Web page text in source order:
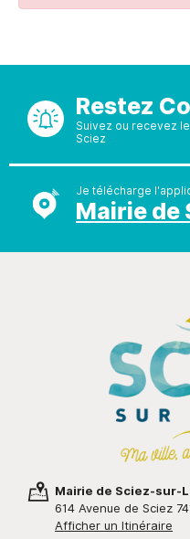
Restez
Suivez ou recevez
Sciez
Je télécharge
Mairie de
Mairie de Sciez-sur-
614 Avenue de Sciez
Afficher un Itinéraire